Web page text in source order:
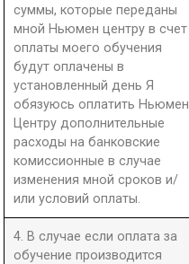
суммы, которые переданы
мной Ньюмен центру в счет
оплаты моего обучения
будут оплачены в
установленный день Я
обязуюсь оплатить Ньюмен
Центру дополнительные
расходы на банковские
комиссионные в случае
изменения мной сроков и/
или условий оплаты.
4. В случае если оплата за
обучение производится